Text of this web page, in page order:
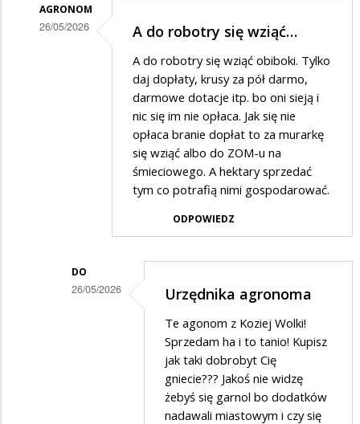
dziadzi
AGRONOM
26/05/2026 A do robotry się wziąć…
A do robotry się wziąć obiboki. Tylko
daj dopłaty, krusy za pół darmo,
darmowe dotacje itp. bo oni sieją i
nic się im nie opłaca. Jak się nie
opłaca branie dopłat to za murarkę
się wziąć albo do ZOM-u na
śmieciowego. A hektary sprzedać
tym co potrafią nimi gospodarować.
ODPOWIEDZ
DO
26/05/2026 Urzędnika agronoma
Te agonom z Koziej Wolki!
Sprzedam ha i to tanio! Kupisz
jak taki dobrobyt Cię
gniecie??? Jakoś nie widzę
żebyś się garnol bo dodatków
nadawali miastowym i czy się